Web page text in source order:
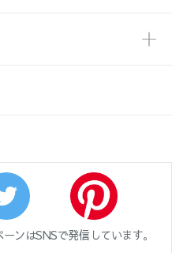
ンはSNSで発信しています。